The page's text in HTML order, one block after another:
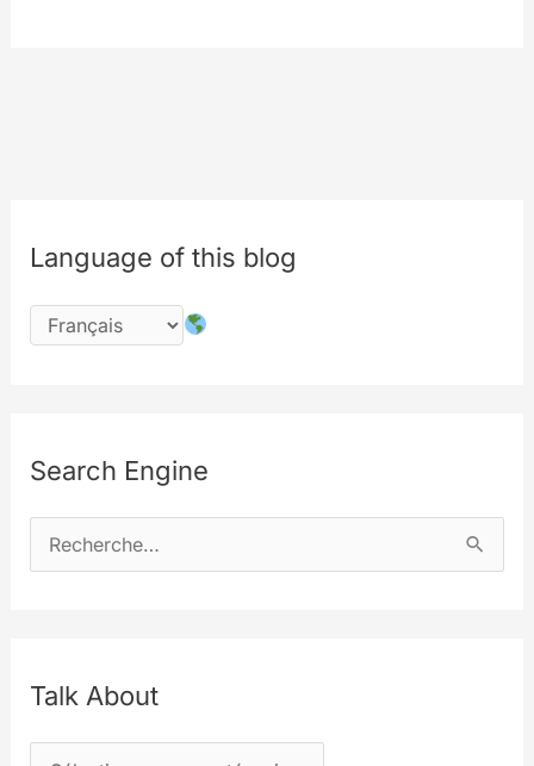
transfer
store
Language of this blog
Search Engine
e
e
Talk About